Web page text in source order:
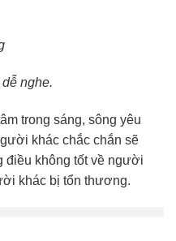
nghe.
trong sáng, sông yêu
khác chắc chắn sẽ
điều không tốt về người
khác bị tổn thương.